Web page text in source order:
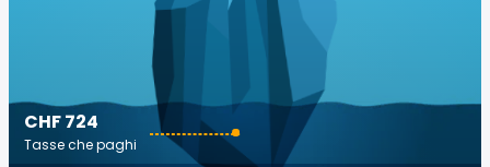
CHF 724
Tasse che paghi